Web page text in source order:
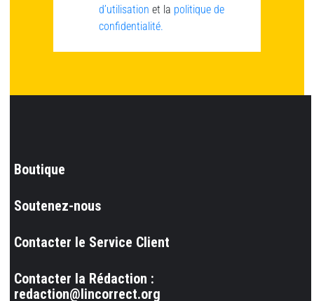
d’utilisation et la politique de
confidentialité.
Boutique
Soutenez-nous
Contacter le Service Client
Contacter la Rédaction :
redaction@lincorrect.org